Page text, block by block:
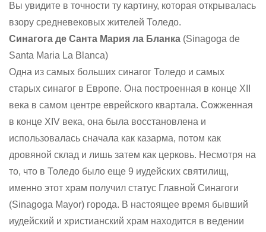
Вы увидите в точности ту картину, которая открывалась
взору средневековых жителей Толедо.
Синагога де Санта Мария ла Бланка (Sinagoga de
Santa Maria La Blanca)
Одна из самых больших синагог Толедо и самых
старых синагог в Европе. Она построенная в конце XII
века в самом центре еврейского квартала. Сожженная
в конце XIV века, она была восстановлена и
использовалась сначала как казарма, потом как
дровяной склад и лишь затем как церковь. Несмотря на
то, что в Толедо было еще 9 иудейских святилищ,
именно этот храм получил статус Главной Синагоги
(Sinagoga Mayor) города. В настоящее время бывший
иудейский и христианский храм находится в ведении